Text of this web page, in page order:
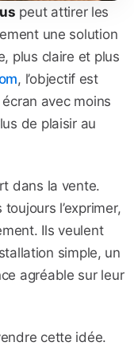
peut attirer les
une solution
plus claire et plus
, l’objectif est
avec moins
de plaisir au
dans la vente.
l’exprimer,
Ils veulent
simple, un
agréable sur leur
cette idée.